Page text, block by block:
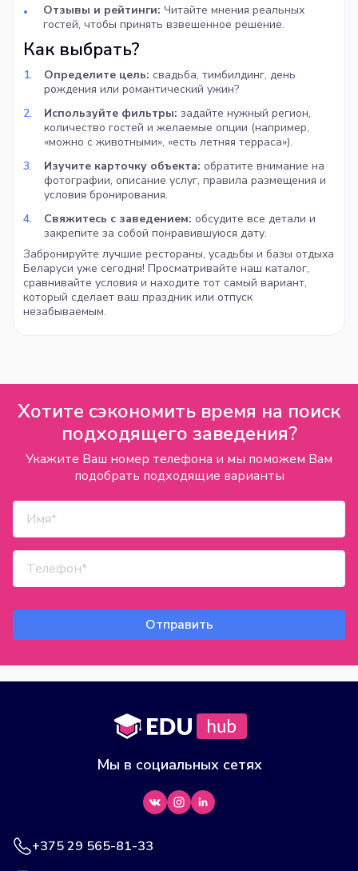
Отзывы и рейтинги: Читайте мнения реальных
гостей, чтобы принять взвешенное решение.
Как выбрать?
Определите цель: свадьба, тимбилдинг, день
рождения или романтический ужин?
Используйте фильтры: задайте нужный регион,
количество гостей и желаемые опции (например,
«можно с животными», «есть летняя терраса»).
Изучите карточку объекта: обратите внимание на
фотографии, описание услуг, правила размещения и
условия бронирования.
Свяжитесь с заведением: обсудите все детали и
закрепите за собой понравившуюся дату.
Забронируйте лучшие рестораны, усадьбы и базы отдыха
Беларуси уже сегодня! Просматривайте наш каталог,
сравнивайте условия и находите тот самый вариант,
который сделает ваш праздник или отпуск
незабываемым.
Хотите сэкономить время на поиск
подходящего заведения?
Укажите Ваш номер телефона и мы поможем Вам
подобрать подходящие варианты
Отправить
Мы в социальных сетях
+375 29 565-81-33